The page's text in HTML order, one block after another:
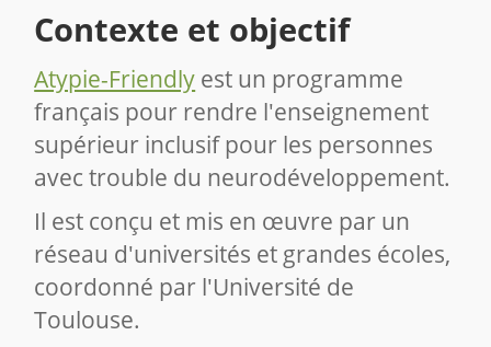
Contexte et objectif
Atypie-Friendly est un programme
français pour rendre l'enseignement
supérieur inclusif pour les personnes
avec trouble du neurodéveloppement.
Il est conçu et mis en œuvre par un
réseau d'universités et grandes écoles,
coordonné par l'Université de
Toulouse.